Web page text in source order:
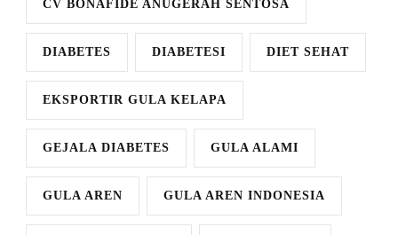
CV BONAFIDE ANUGERAH SENTOSA
DIABETES DIABETESI DIET SEHAT
EKSPORTIR GULA KELAPA
GEJALA DIABETES GULA ALAMI
GULA AREN GULA AREN INDONESIA